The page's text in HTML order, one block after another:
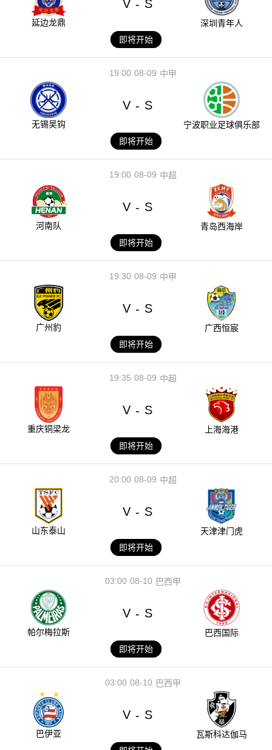
延边龙鼎
V - S
深圳青年人
即将开始
08-09
19:00 中甲
无锡吴钩
V - S
宁波职业足球俱乐部
即将开始
08-09
19:00 中超
河南队
V - S
青岛西海岸
即将开始
08-09
19:30 中甲
广州豹
V - S
广西恒宸
即将开始
08-09
19:35 中超
重庆铜梁龙
V - S
上海海港
即将开始
08-09
20:00 中超
山东泰山
V - S
天津津门虎
即将开始
08-10
03:00 巴西甲
帕尔梅拉斯
V - S
巴西国际
即将开始
08-10
03:00 巴西甲
巴伊亚
V - S
瓦斯科达伽马